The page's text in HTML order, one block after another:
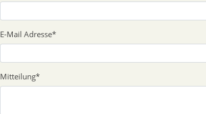
E-Mail Adresse*
Mitteilung*